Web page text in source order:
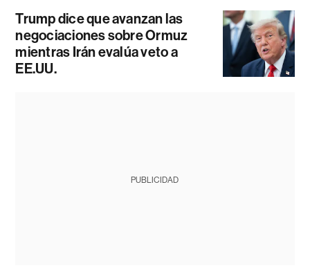
Trump dice que avanzan las
negociaciones sobre Ormuz
mientras Irán evalúa veto a
EE.UU.
PUBLICIDAD